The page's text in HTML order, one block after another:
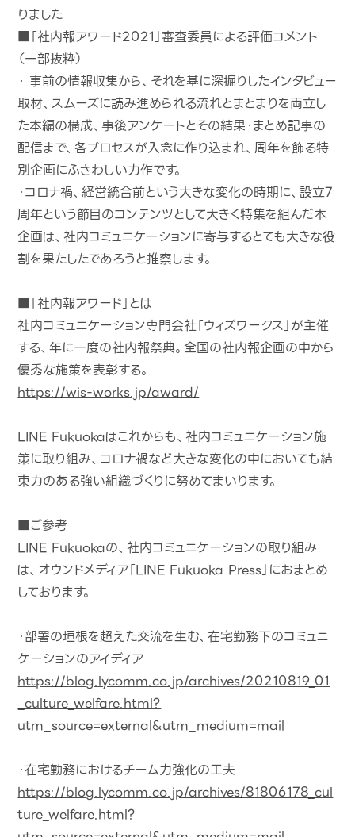
りました
■「社内報アワード2021」審査委員による評価コメント
（一部抜粋）
・ 事前の情報収集から、それを基に深掘りしたインタビュー
取材、スムーズに読み進められる流れとまとまりを両立し
た本編の構成、事後アンケートとその結果・まとめ記事の
配信まで、各プロセスが入念に作り込まれ、周年を飾る特
別企画にふさわしい力作です。
・コロナ禍、経営統合前という大きな変化の時期に、設立7
周年という節目のコンテンツとして大きく特集を組んだ本
企画は、社内コミュニケーションに寄与するとても大きな役
割を果たしたであろうと推察します。
■「社内報アワード」とは
社内コミュニケーション専門会社「ウィズワークス」が主催
する、年に一度の社内報祭典。全国の社内報企画の中から
優秀な施策を表彰する。
https://wis-works.jp/award/
LINE Fukuokaはこれからも、社内コミュニケーション施
策に取り組み、コロナ禍など大きな変化の中においても結
束力のある強い組織づくりに努めてまいります。
■ご参考
LINE Fukuokaの、社内コミュニケーションの取り組み
は、オウンドメディア「LINE Fukuoka Press」におまとめ
しております。
・部署の垣根を超えた交流を生む、在宅勤務下のコミュニ
ケーションのアイディア
https://blog.lycomm.co.jp/archives/20210819_01
_culture_welfare.html?
utm_source=external&utm_medium=mail
・在宅勤務におけるチーム力強化の工夫
https://blog.lycomm.co.jp/archives/81806178_cul
ture_welfare.html?